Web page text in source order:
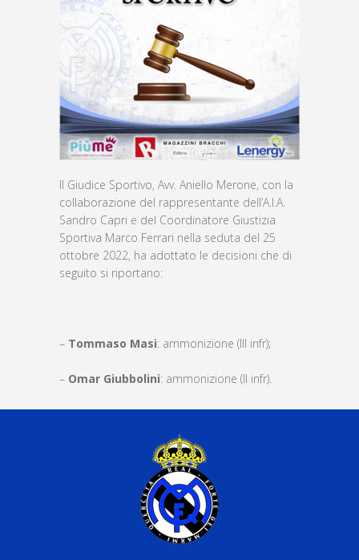
Il Giudice Sportivo, Avv. Aniello Merone, con la
collaborazione del rappresentante dell’A.I.A.
Sandro Capri e del Coordinatore Giustizia
Sportiva Marco Ferrari nella seduta del 25
ottobre 2022, ha adottato le decisioni che di
seguito si riportano:
– Tommaso Masi: ammonizione (III infr);
– Omar Giubbolini: ammonizione (II infr).